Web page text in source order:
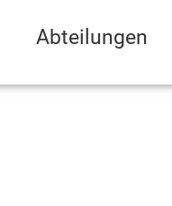
Abteilungen